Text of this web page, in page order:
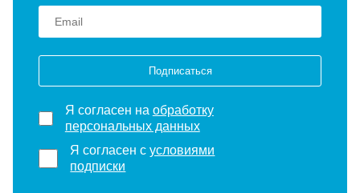
Подписаться
Я согласен на обработку
персональных данных
Я согласен сусловиями
подписки